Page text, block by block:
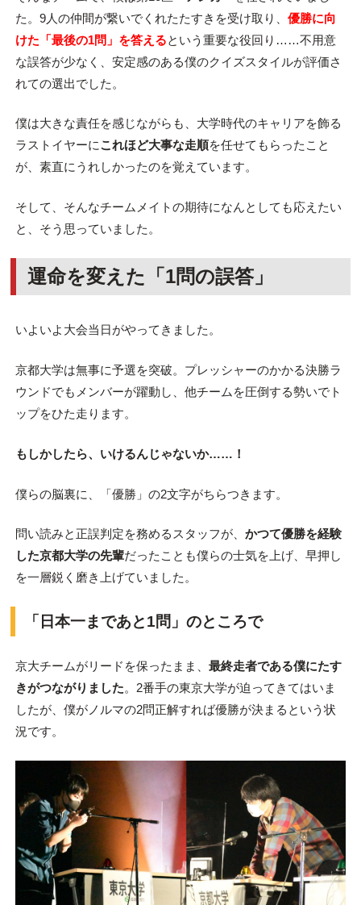
た。9人の仲間が繋いでくれたたすきを受け取り、 優勝に向
けた「最後の1問」を答えるという重要な役回り……不用意
な誤答が少なく、安定感のある僕のクイズスタイルが評価さ
れての選出でした。
僕は大きな責任を感じながらも、大学時代のキャリアを飾る
ラストイヤーにこれほど大事な走順を任せてもらったこと
が、素直にうれしかったのを覚えています。
そして、そんなチームメイトの期待になんとしても応えたい
と、そう思っていました。
運命を変えた「1問の誤答」
いよいよ大会当日がやってきました。
京都大学は無事に予選を突破。プレッシャーのかかる決勝ラ
ウンドでもメンバーが躍動し、他チームを圧倒する勢いでト
ップをひた走ります。
もしかしたら、いけるんじゃないか……！
僕らの脳裏に、「優勝」の2文字がちらつきます。
問い読みと正誤判定を務めるスタッフが、 かつて優勝を経験
した京都大学の先輩だったことも僕らの士気を上げ、早押し
を一層鋭く磨き上げていました。
「日本一まであと1問」のところで
京大チームがリードを保ったまま、 最終走者である僕にたす
きがつながりました。2番手の東京大学が迫ってきてはいま
したが、僕がノルマの2問正解すれば優勝が決まるという状
況です。